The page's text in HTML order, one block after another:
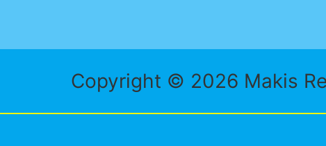
Copyright © 2026 Makis